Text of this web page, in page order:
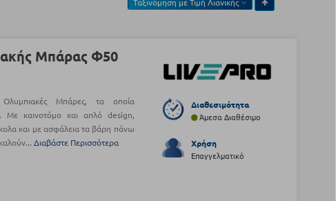
Μπάρας Φ50
Μπάρες, τα οποία
Με καινοτόμο και απλό design,
και με ασφάλεια τα βάρη πάνω
Διαβάστε Περισσότερα
Διαθεσιμότητα
Άμεσα Διαθέσιμο
Χρήση
Επαγγελματικό